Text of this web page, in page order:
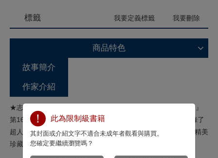
標籤 我要定義標籤 我要刪除
商品特色
故事簡介
作家介紹
★志水雪的最新長篇系列＊★拿下2014年『這本ＢＬ不得了！』
第16名。★長久以來懷抱在心中的愛戀──如今有了答案！收錄了
超人氣情侶檔．大輝×澤斗的戀愛成就篇──★第11集隨書附贈精美
珍藏卡１張＊
此為限制級書籍
其封面或介紹文字不適合未成年者觀看與購買。
您確定要繼續瀏覽嗎？